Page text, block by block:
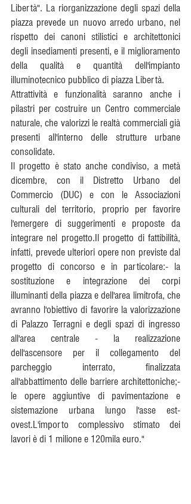
Libertà". La riorganizzazione degli spazi della
piazza prevede un nuovo arredo urbano, nel
rispetto dei canoni stilistici e architettonici
degli insediamenti presenti, e il miglioramento
della qualità e quantità dell'impianto
illuminotecnico pubblico di piazza Libertà.
Attrattività e funzionalità saranno anche i
pilastri per costruire un Centro commerciale
naturale, che valorizzi le realtà commerciali già
presenti all'interno delle strutture urbane
consolidate.
Il progetto è stato anche condiviso, a metà
dicembre, con il Distretto Urbano del
Commercio (DUC) e con le Associazioni
culturali del territorio, proprio per favorire
l'emergere di suggerimenti e proposte da
integrare nel progetto.Il progetto di fattibilità,
infatti, prevede ulteriori opere non previste dal
progetto di concorso e in particolare:- la
sostituzione e integrazione dei corpi
illuminanti della piazza e dell'area limitrofa, che
avranno l'obiettivo di favorire la valorizzazione
di Palazzo Terragni e degli spazi di ingresso
all'area centrale - la realizzazione
dell'ascensore per il collegamento del
parcheggio interrato, finalizzata
all'abbattimento delle barriere architettoniche;-
le opere aggiuntive di pavimentazione e
sistemazione urbana lungo l'asse est-
ovest.L'importo complessivo stimato dei
lavori è di 1 milione e 120mila euro."